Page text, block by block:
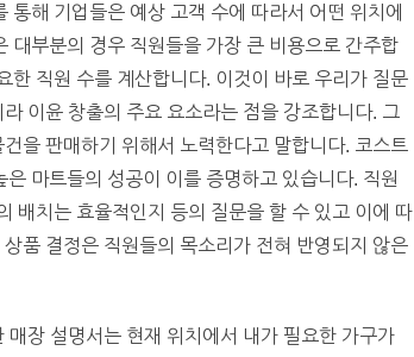
해 기업들은 예상 고객 수에 따라서 어떤 위치에
대부분의 경우 직원들을 가장 큰 비용으로 간주합
한 직원 수를 계산합니다. 이것이 바로 우리가 질문
이윤 창출의 주요 요소라는 점을 강조합니다. 그
을 판매하기 위해서 노력한다고 말합니다. 코스트
마트들의 성공이 이를 증명하고 있습니다. 직원
배치는 효율적인지 등의 질문을 할 수 있고 이에 따
품 결정은 직원들의 목소리가 전혀 반영되지 않은
장 설명서는 현재 위치에서 내가 필요한 가구가